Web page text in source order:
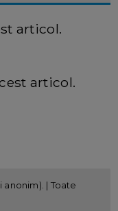
articol.
articol.
| Toate